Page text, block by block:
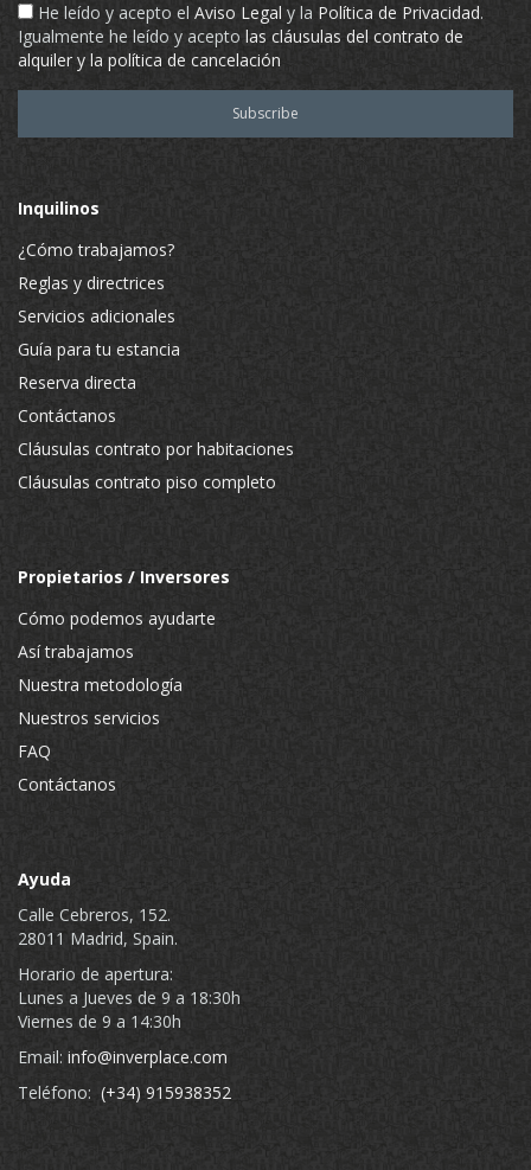
He leído y acepto el Aviso Legal y la Política de Privacidad.
Igualmente he leído y acepto las cláusulas del contrato de
alquiler y la política de cancelación
Inquilinos
¿Cómo trabajamos?
Reglas y directrices
Servicios adicionales
Guía para tu estancia
Reserva directa
Contáctanos
Cláusulas contrato por habitaciones
Cláusulas contrato piso completo
Propietarios / Inversores
Cómo podemos ayudarte
Así trabajamos
Nuestra metodología
Nuestros servicios
FAQ
Contáctanos
Ayuda
Calle Cebreros, 152.
28011 Madrid, Spain.
Horario de apertura:
Lunes a Jueves de 9 a 18:30h
Viernes de 9 a 14:30h
Email: info@inverplace.com
Teléfono: (+34) 915938352